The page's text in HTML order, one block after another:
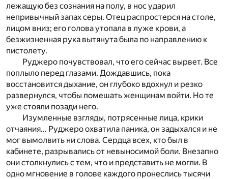
лежащую без сознания на полу, в нос ударил
непривычный запах серы. Отец распростерся на столе,
лицом вниз; его голова утопала в луже крови, а
безжизненная рука вытянута была по направлению к
пистолету.
Руджеро почувствовал, что его сейчас вырвет. Все
поплыло перед глазами. Дождавшись, пока
восстановится дыхание, он глубоко вдохнул и резко
развернулся, чтобы помешать женщинам войти. Но те
уже стояли позади него.
Изумленные взгляды, потрясенные лица, крики
отчаяния… Руджеро охватила паника, он задыхался и не
мог вымолвить ни слова. Сердца всех, кто был в
кабинете, разрывались от невыносимой боли. Внезапно
они столкнулись с тем, что и представить не могли. В
одно мгновение в голове каждого пронеслись тысячи